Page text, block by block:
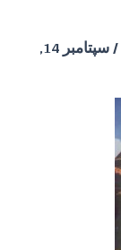
/ سپتامبر 14,